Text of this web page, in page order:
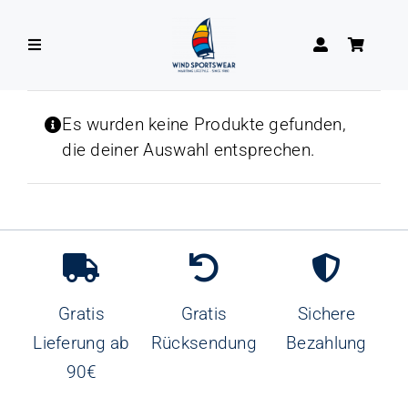
Inhalt
Toggle
Es wurden keine Produkte gefunden,
die deiner Auswahl entsprechen.
Gratis
Lieferung ab
90€
Gratis
Rücksendung
Sichere
Bezahlung